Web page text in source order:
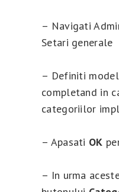
– Navigati
Setari generale
– Definiti
completand in
categoriilor
– Apasati OK
– In urma